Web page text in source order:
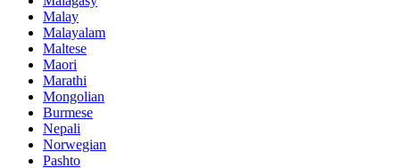
Malay
Malayalam
Maltese
Maori
Marathi
Mongolian
Burmese
Nepali
Norwegian
Pashto